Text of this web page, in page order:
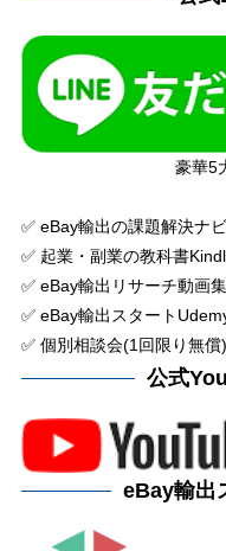
豪華5
✅ eBay輸出の課題解決ナ
✅ 起業・副業の教科書
✅ eBay輸出リサーチ動画
✅ eBay輸出スタート
✅ 個別相談会(1回限り無償)
公式
eBay輸出